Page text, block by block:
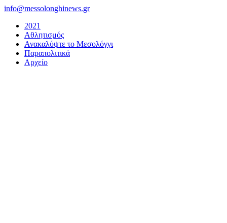
Μετάβαση
περιεχόμενο
info@messolonghinews.gr
2021
Αθλητισμός
Ανακαλύψτε το Μεσολόγγι
Παραπολιτικά
Αρχείο